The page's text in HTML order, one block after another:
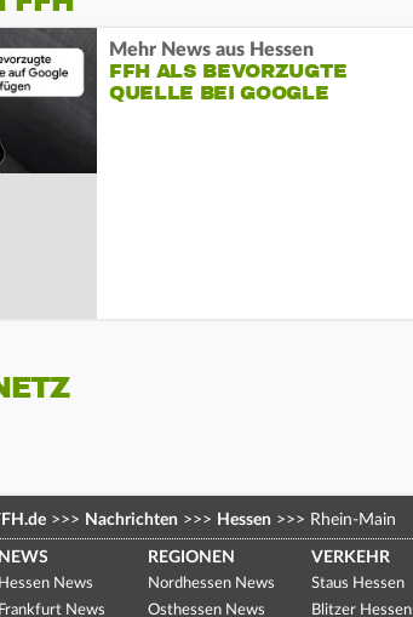
Mehr News aus Hessen
FFH ALS BEVORZUGTE
QUELLE BEI GOOGLE
>>> Nachrichten >>> Hessen >>> Rhein-Main
NEWS
Hessen News
Frankfurt News
REGIONEN
Nordhessen News
Osthessen News
VERKEHR
Staus Hessen
Blitzer Hessen